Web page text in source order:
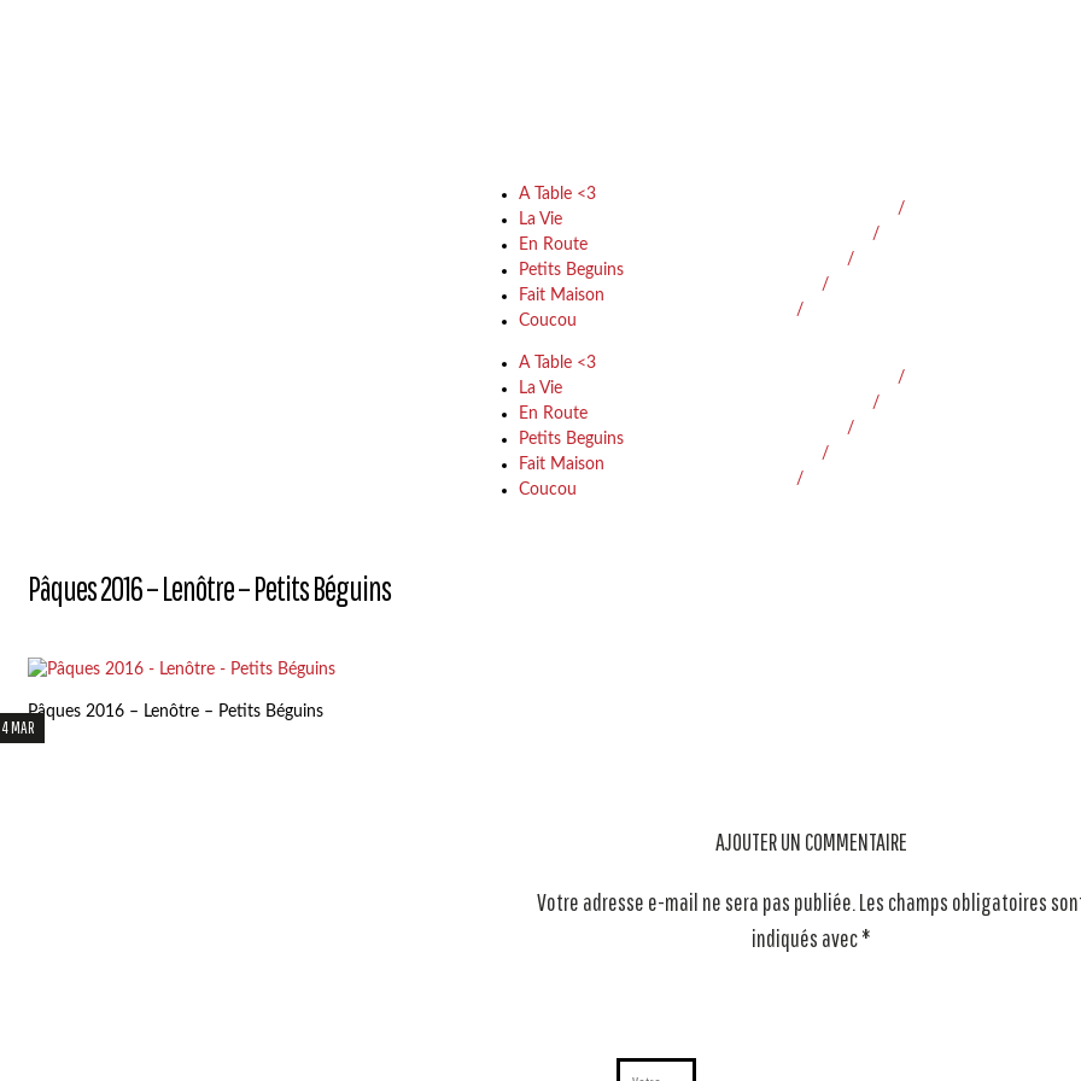
A Table <3
La Vie
En Route
Petits Beguins
Fait Maison
Coucou
A Table <3
La Vie
En Route
Petits Beguins
Fait Maison
Coucou
Pâques 2016 – Lenôtre – Petits Béguins
MAR
Pâques 2016 – Lenôtre – Petits Béguins
AJOUTER UN COMMENTAIRE
Votre adresse e-mail ne sera pas publiée.Les champs obligatoires
indiqués avec*